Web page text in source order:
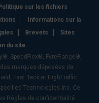
Politique sur les fichiers
Informations sur la
Brevets
Sites
du site
SpeedFlex®, FyreFlange®,
marques déposées de
Fast Tack et HighTraffic
Technologies Inc. Ce
Règles de confidentialité